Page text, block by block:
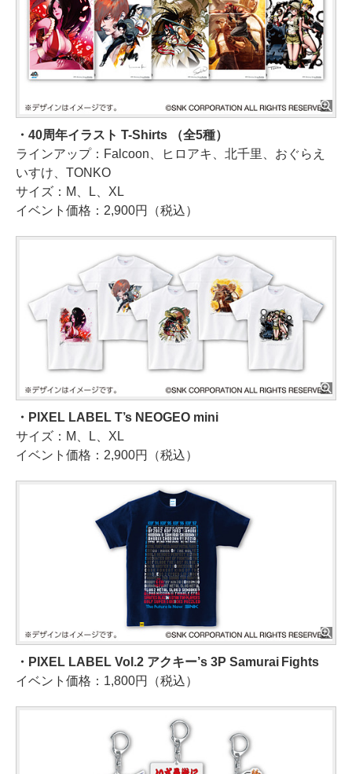
・40周年イラスト T-Shirts （全5種）
ラインアップ：Falcoon、ヒロアキ、北千里、おぐらえ
いすけ、TONKO
サイズ：M、L、XL
イベント価格：2,900円（税込）
・PIXEL LABEL T’s NEOGEO mini
サイズ：M、L、XL
イベント価格：2,900円（税込）
・PIXEL LABEL Vol.2 アクキー’s 3P Samurai Fights
イベント価格：1,800円（税込）